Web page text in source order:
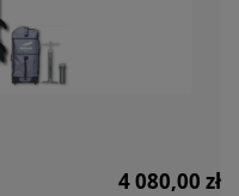
4 080,00 zł